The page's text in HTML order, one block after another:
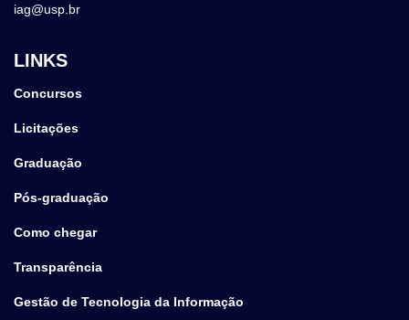
iag@usp.br
LINKS
Concursos
Licitações
Graduação
Pós-graduação
Como chegar
Transparência
Gestão de Tecnologia da Informação